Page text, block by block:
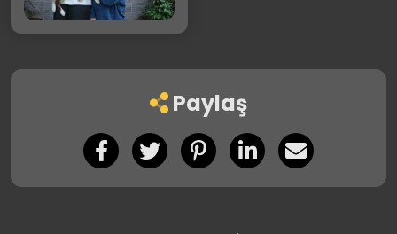
Paylaş